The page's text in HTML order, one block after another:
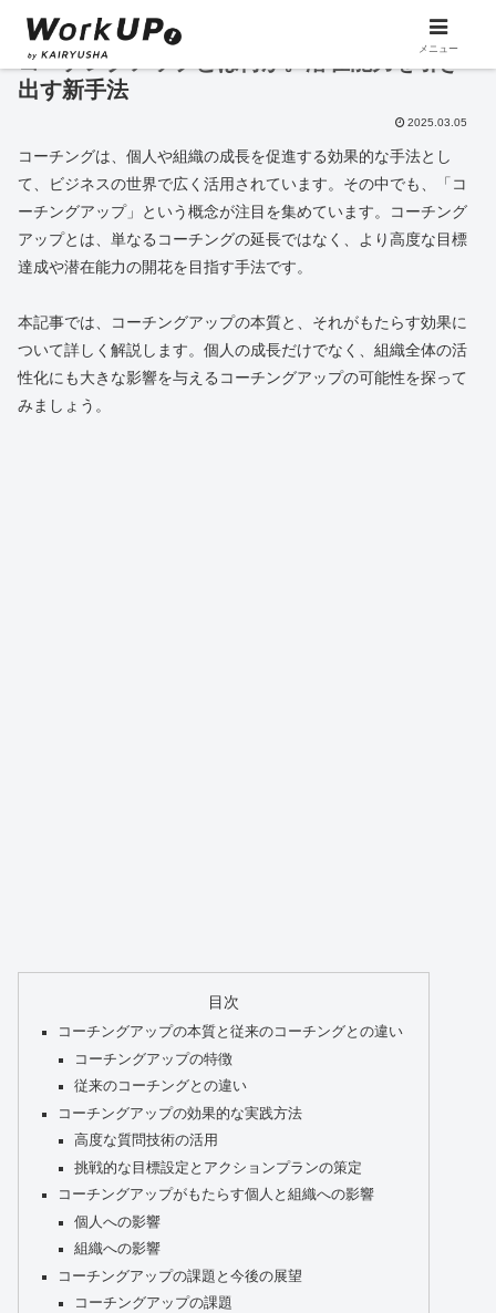
コーチングアップとは何か。潜在能力を引き
出す新手法
2025.03.05
コーチングは、個人や組織の成長を促進する効果的な手法とし
て、ビジネスの世界で広く活用されています。その中でも、「コ
ーチングアップ」という概念が注目を集めています。コーチング
アップとは、単なるコーチングの延長ではなく、より高度な目標
達成や潜在能力の開花を目指す手法です。
本記事では、コーチングアップの本質と、それがもたらす効果に
ついて詳しく解説します。個人の成長だけでなく、組織全体の活
性化にも大きな影響を与えるコーチングアップの可能性を探って
みましょう。
目次
コーチングアップの本質と従来のコーチングとの違い
コーチングアップの特徴
従来のコーチングとの違い
コーチングアップの効果的な実践方法
高度な質問技術の活用
挑戦的な目標設定とアクションプランの策定
コーチングアップがもたらす個人と組織への影響
個人への影響
組織への影響
コーチングアップの課題と今後の展望
コーチングアップの課題
メニュー